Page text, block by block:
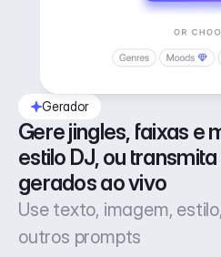
Gerador
Gere jingles, faixas e
estilo DJ, ou
gerados ao vivo
Use texto, imagem,
outros prompts